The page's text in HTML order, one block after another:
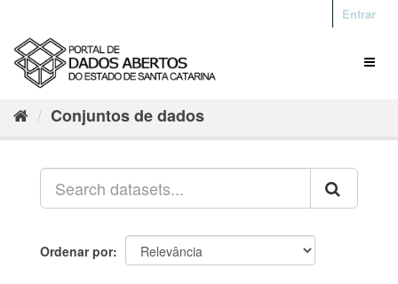
Entrar
Conjuntos de dados
Ordenar por